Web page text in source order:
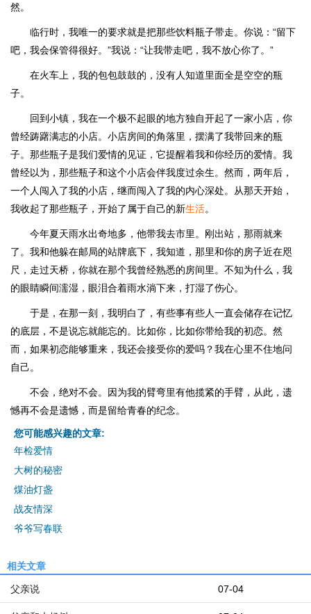
然。
临行时，我唯一的要求就是把那些饮料瓶子带走。你说：“留下
吧，我会保管得很好。”我说：“让我带走吧，我不放心你了。”
在火车上，我的包包鼓鼓的，没有人知道里面全是空空的瓶
子。
回到小镇，我在一个极不起眼的地方独自开起了一家小店，你
曾经踌躇满志的小店。小店房间的角落里，摆满了我带回来的瓶
子。那些瓶子是我们爱情的见证，它提醒着我和你经历的爱情。我
曾经以为，那些瓶子和这个小店会伴我度过余生。然而，两年后，
一个人闯入了我的小店，继而闯入了我的内心深处。从那天开始，
我收起了那些瓶子，开始了属于自己的新生活。
今年夏天雨水出奇地多，他带我去市里。刚出站，那雨就来
了。我和他躲在邮局的站牌底下，我知道，那里和你的房子近在咫
尺，走过天桥，你就在那个我曾经熟悉的房间里。不知为什么，我
的眼睛瞬间濡湿，眼泪合着雨水淌下来，打湿了伤心。
于是，在那一刻，我明白了，有些事有些人一直会储存在记忆
的底层，不是说忘就能忘的。比如你，比如你带给我的初恋。然
而，如果初恋能够重来，我还会接受你的爱吗？我在心里不住地问
自己。
不会，绝对不会。因为我的臂弯里有他揽紧的手臂，从此，遗
憾再不会是遗憾，而是留给青春的纪念。
您可能感兴趣的文章:
年检爱情
大树的秘密
煤油灯盏
战友情深
爷爷写春联
相关文章
07-04
父亲说